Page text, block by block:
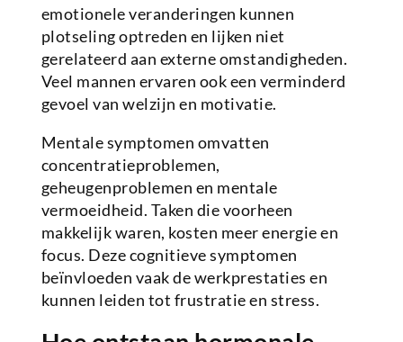
emotionele veranderingen kunnen
plotseling optreden en lijken niet
gerelateerd aan externe omstandigheden.
Veel mannen ervaren ook een verminderd
gevoel van welzijn en motivatie.
Mentale symptomen omvatten
concentratieproblemen,
geheugenproblemen en mentale
vermoeidheid. Taken die voorheen
makkelijk waren, kosten meer energie en
focus. Deze cognitieve symptomen
beïnvloeden vaak de werkprestaties en
kunnen leiden tot frustratie en stress.